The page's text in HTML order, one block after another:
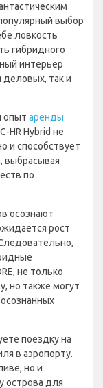
выбор
ловкость
гибридного
интерьер
так и
опыт аренды
HR Hybrid не
и способствует
выбрасывая
по
осознают
рост
не только
но также могут
поездку на
в аэропорту.
но и
острова для